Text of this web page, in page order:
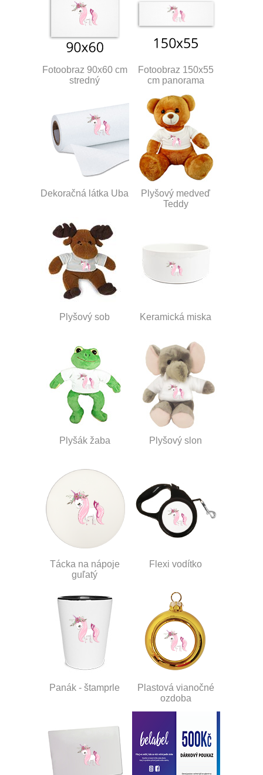
Fotoobraz 90x60 cm
stredný
Fotoobraz 150x55
cm panorama
Dekoračná látka Uba
Plyšový medveď
Teddy
Plyšový sob Keramická miska
Plyšák žaba Plyšový slon
Tácka na nápoje
guľatý
Flexi vodítko
Panák - štamprle
Plastová vianočné
ozdoba